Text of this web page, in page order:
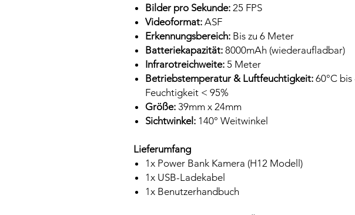
Bilder pro Sekunde: 25 FPS
Videoformat: ASF
Erkennungsbereich: Bis zu 6 Meter
Batteriekapazität: 8000mAh (wiederaufladbar)
Infrarotreichweite: 5 Meter
Betriebstemperatur & Luftfeuchtigkeit: 60°C bis
Feuchtigkeit < 95%
Größe: 39mm x 24mm
Sichtwinkel: 140° Weitwinkel
Lieferumfang
1x Power Bank Kamera (H12 Modell)
1x USB-Ladekabel
1x Benutzerhandbuch